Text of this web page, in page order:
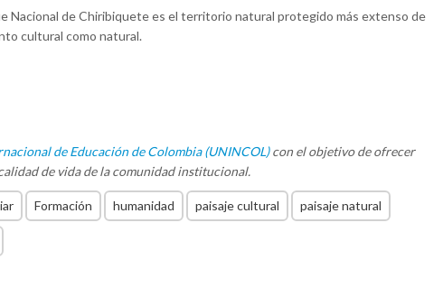
Nacional de Chiribiquete es el territorio natural protegido más extenso de
cultural como natural.
de Educación de Colombia (UNINCOL)con el objetivo de ofrecer
de vida de la comunidad institucional.
Formación humanidad paisaje cultural paisaje natural